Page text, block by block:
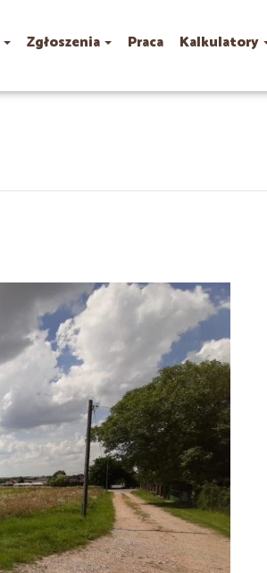
Zgłoszenia Praca Kalkulatory